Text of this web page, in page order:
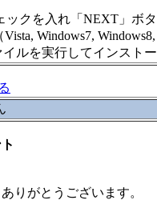
ックを入れ「NEXT」ボ
Windows7,
ルを実行してインストー
りがとうございます。